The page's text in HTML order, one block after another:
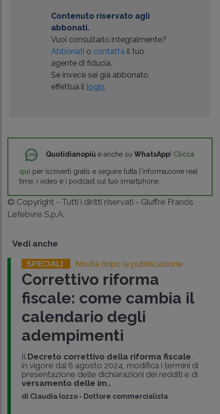
Contenuto riservato agli
abbonati.
Vuoi consultarlo integralmente?
Abbonati o contatta il tuo
agente di fiducia.
Se invece sei già abbonato,
effettua il login.
Quotidianopiù è anche su WhatsApp! Clicca
qui per iscriverti gratis e seguire tutta l'informazione real
time, i video e i podcast sul tuo smartphone.
© Copyright - Tutti i diritti riservati - Giuffrè Francis
Lefebvre S.p.A.
Vedi anche
SPECIALI Novità dopo la pubblicazione
Correttivo riforma
fiscale: come cambia il
calendario degli
adempimenti
Il Decreto correttivo della riforma fiscale,
in vigore dal 6 agosto 2024, modifica i termini di
presentazione delle dichiarazioni dei redditi e di
versamento delle im..
di Claudia Iozzo - Dottore commercialista